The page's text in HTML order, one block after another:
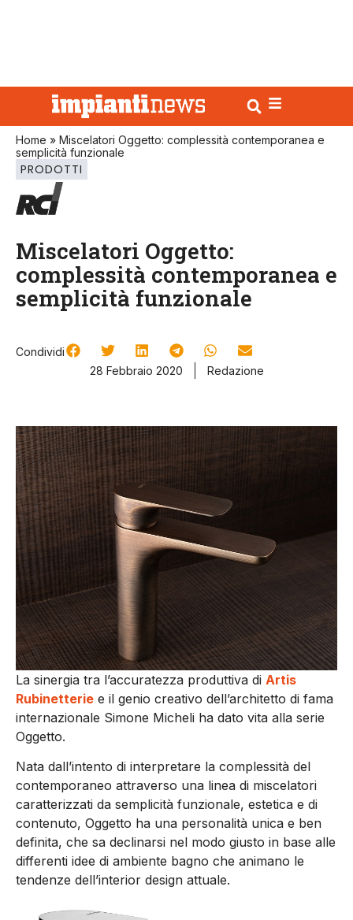
Home » Miscelatori Oggetto: complessità contemporanea e
semplicità funzionale
PRODOTTI
Miscelatori Oggetto:
complessità contemporanea e
semplicità funzionale
Condividi
28 Febbraio 2020
Redazione
La sinergia tra l’accuratezza produttiva di Artis
Rubinetterie e il genio creativo dell’architetto di fama
internazionale Simone Micheli ha dato vita alla serie
Oggetto.
Nata dall’intento di interpretare la complessità del
contemporaneo attraverso una linea di miscelatori
caratterizzati da semplicità funzionale, estetica e di
contenuto, Oggetto ha una personalità unica e ben
definita, che sa declinarsi nel modo giusto in base alle
differenti idee di ambiente bagno che animano le
tendenze dell’interior design attuale.